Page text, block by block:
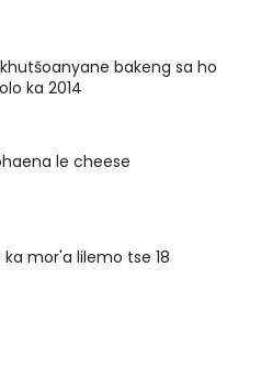
bakeng sa ho
ka 2014
le cheese
ka mor'a lilemo tse 18